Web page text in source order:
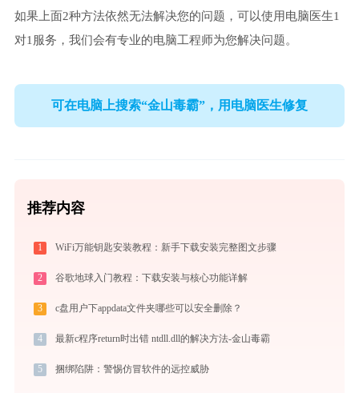
如果上面2种方法依然无法解决您的问题，可以使用电脑医生1
对1服务，我们会有专业的电脑工程师为您解决问题。
可在电脑上搜索“金山毒霸”，用电脑医生修复
推荐内容
1 WiFi万能钥匙安装教程：新手下载安装完整图文步骤
2 谷歌地球入门教程：下载安装与核心功能详解
3 c盘用户下appdata文件夹哪些可以安全删除？
4 最新c程序return时出错 ntdll.dll的解决方法-金山毒霸
5 捆绑陷阱：警惕仿冒软件的远控威胁